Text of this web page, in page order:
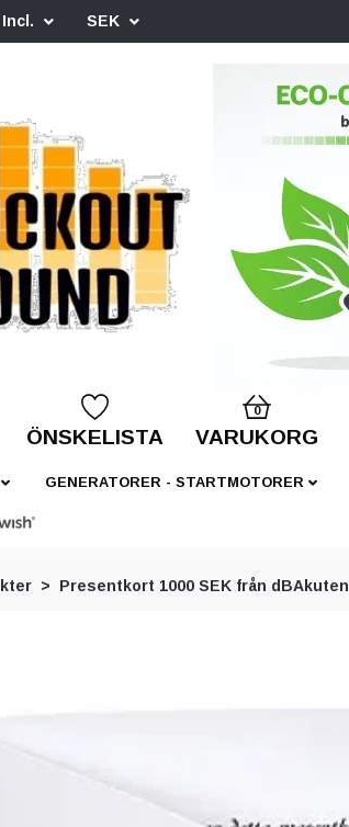
SEK
ÖNSKELISTA
0
VARUKORG
GENERATORER - STARTMOTORER
Presentkort 1000 SEK från dBAkuten